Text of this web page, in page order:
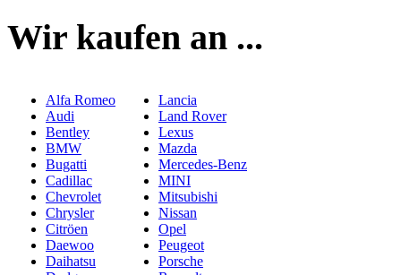
Wir kaufen an ...
Alfa Romeo
Audi
Bentley
BMW
Bugatti
Cadillac
Chevrolet
Chrysler
Citröen
Daewoo
Daihatsu
Lancia
Land Rover
Lexus
Mazda
Mercedes-Benz
MINI
Mitsubishi
Nissan
Opel
Peugeot
Porsche